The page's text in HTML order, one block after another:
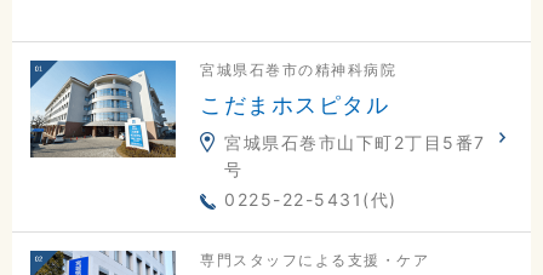
宮城県石巻市の精神科病院
こだまホスピタル
宮城県石巻市山下町2丁目5番7
号
0225-22-5431(代)
専門スタッフによる支援・ケア